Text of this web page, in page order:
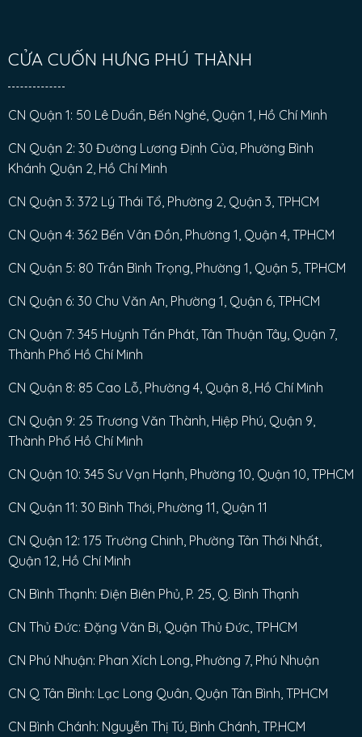
CỬA CUỐN HƯNG PHÚ THÀNH
CN Quận 1: 50 Lê Duẩn, Bến Nghé, Quận 1, Hồ Chí Minh
CN Quận 2: 30 Đường Lương Định Của, Phường Bình
Khánh Quận 2, Hồ Chí Minh
CN Quận 3: 372 Lý Thái Tổ, Phường 2, Quận 3, TPHCM
CN Quận 4: 362 Bến Vân Đồn, Phường 1, Quận 4, TPHCM
CN Quận 5: 80 Trần Bình Trọng, Phường 1, Quận 5, TPHCM
CN Quận 6: 30 Chu Văn An, Phường 1, Quận 6, TPHCM
CN Quận 7: 345 Huỳnh Tấn Phát, Tân Thuận Tây, Quận 7,
Thành Phố Hồ Chí Minh
CN Quận 8: 85 Cao Lỗ, Phường 4, Quận 8, Hồ Chí Minh
CN Quận 9: 25 Trương Văn Thành, Hiệp Phú, Quận 9,
Thành Phố Hồ Chí Minh
CN Quận 10: 345 Sư Vạn Hạnh, Phường 10, Quận 10, TPHCM
CN Quận 11: 30 Bình Thới, Phường 11, Quận 11
CN Quận 12: 175 Trường Chinh, Phường Tân Thới Nhất,
Quận 12, Hồ Chí Minh
CN Bình Thạnh: Điện Biên Phủ, P. 25, Q. Bình Thạnh
CN Thủ Đức: Đặng Văn Bi, Quận Thủ Đức, TPHCM
CN Phú Nhuận: Phan Xích Long, Phường 7, Phú Nhuận
CN Q Tân Bình: Lạc Long Quân, Quận Tân Bình, TPHCM
CN Bình Chánh: Nguyễn Thị Tú, Bình Chánh, TP.HCM